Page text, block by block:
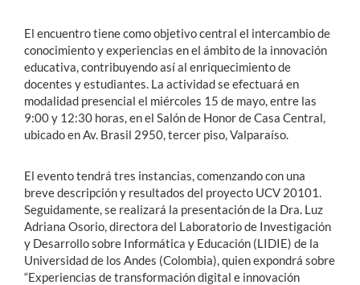
El encuentro tiene como objetivo central el intercambio de
conocimiento y experiencias en el ámbito de la innovación
educativa, contribuyendo así al enriquecimiento de
docentes y estudiantes. La actividad se efectuará en
modalidad presencial el miércoles 15 de mayo, entre las
9:00 y 12:30 horas, en el Salón de Honor de Casa Central,
ubicado en Av. Brasil 2950, tercer piso, Valparaíso.
El evento tendrá tres instancias, comenzando con una
breve descripción y resultados del proyecto UCV 20101.
Seguidamente, se realizará la presentación de la Dra. Luz
Adriana Osorio, directora del Laboratorio de Investigación
y Desarrollo sobre Informática y Educación (LIDIE) de la
Universidad de los Andes (Colombia), quien expondrá sobre
“Experiencias de transformación digital e innovación